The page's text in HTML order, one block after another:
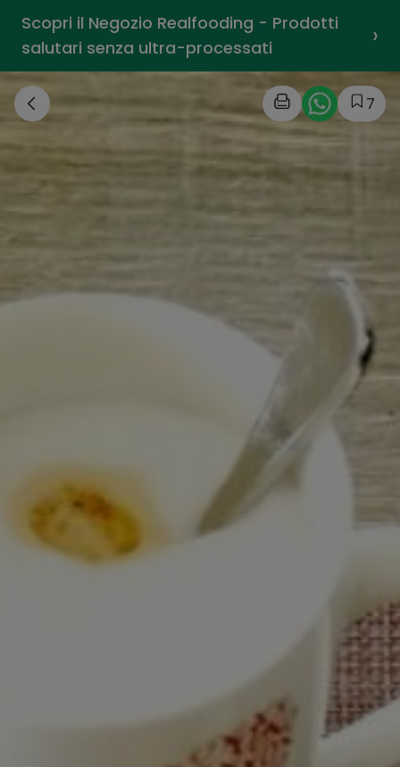
Scopri il Negozio Realfooding - Prodotti
salutari senza ultra-processati
›
7